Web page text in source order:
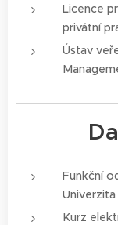
Licence
privátní
Ústav
Funkční
Kurz